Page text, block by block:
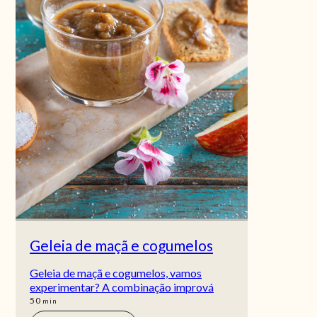
Geleia de maçã e cogumelos
Geleia de maçã e cogumelos, vamos
experimentar? A combinação imprová
50min
min